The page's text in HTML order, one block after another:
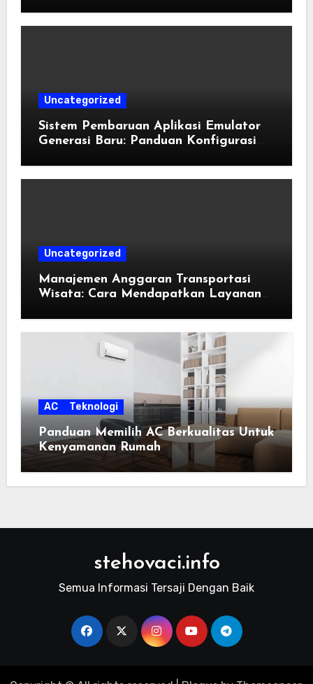
Uncategorized
Sistem Pembaruan Aplikasi Emulator
Generasi Baru: Panduan Konfigurasi
Uncategorized
Manajemen Anggaran Transportasi
Wisata: Cara Mendapatkan Layanan
Membengkakkan Biaya
AC Teknologi
Panduan Memilih AC Berkualitas Untuk
Kenyamanan Rumah
stehovaci.info
Semua Informasi Tersaji Dengan Baik